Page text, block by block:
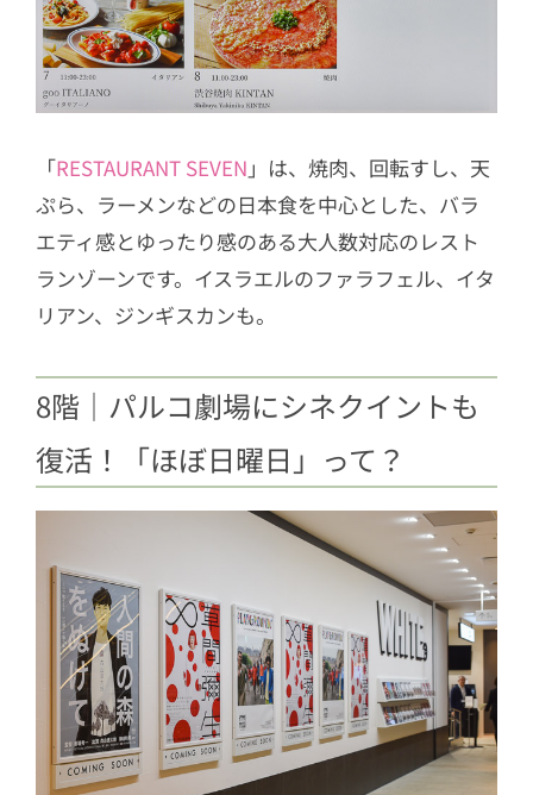
「RESTAURANT SEVEN 」は、焼肉、回転すし、天
ぷら、ラーメンなどの日本食を中心とした、バラ
エティ感とゆったり感のある大人数対応のレスト
ランゾーンです。イスラエルのファラフェル、イタ
リアン、ジンギスカンも。
8階｜パルコ劇場にシネクイントも
復活！「ほぼ日曜日」って？